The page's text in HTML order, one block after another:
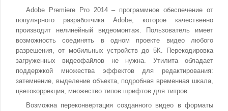
Adobe Premiere Pro 2014 – программное обеспечение от
популярного разработчика Adobe, которое качественно
производит нелинейный видеомонтаж. Пользователь имеет
возможность соединять в одном проекте видео любого
разрешения, от мобильных устройств до 5К. Перекодировка
загруженных видеофайлов не нужна. Утилита обладает
поддержкой множества эффектов для редактирования:
затемнение, выделение объекта, подробная временная шкала,
цветокоррекция, множество типов шрифтов для титров.
Возможна переконвертация созданного видео в форматы